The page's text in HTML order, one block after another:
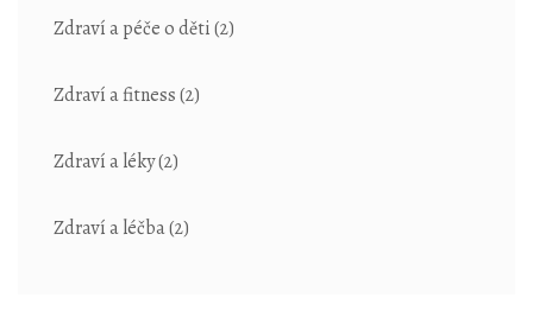
Zdraví a péče o děti(2)
Zdraví a fitness(2)
Zdraví a léky(2)
Zdraví a léčba(2)